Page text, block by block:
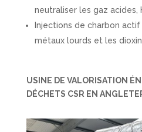
neutraliser les gaz acides,
Injections de charbon
métaux lourds et les
USINE DE VALORISATION
DÉCHETS CSR EN